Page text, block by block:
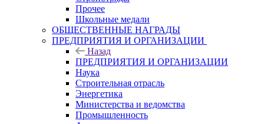
Прочее
Школьные медали
ОБЩЕСТВЕННЫЕ НАГРАДЫ
ПРЕДПРИЯТИЯ И ОРГАНИЗАЦИИ
Назад
ПРЕДПРИЯТИЯ И ОРГАНИЗАЦИИ
Наука
Строительная отрасль
Энергетика
Министерства и ведомства
Промышленность